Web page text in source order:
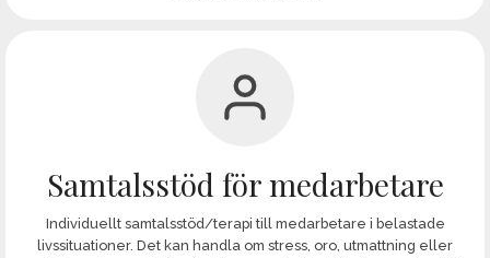
Samtalsstöd för medarbetare
Individuellt samtalsstöd/terapi till medarbetare i belastade
livssituationer. Det kan handla om stress, oro, utmattning eller